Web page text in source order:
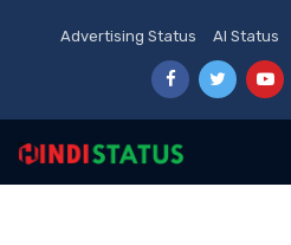
Advertising Status AI Status